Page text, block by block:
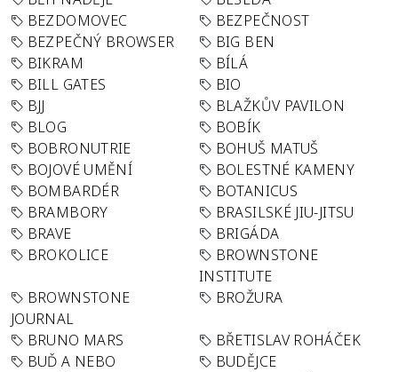
BEZDOMOVEC
BEZPEČNOST
BEZPEČNÝ BROWSER
BIG BEN
BIKRAM
BÍLÁ
BILL GATES
BIO
BJJ
BLAŽKŮV PAVILON
BLOG
BOBÍK
BOBRONUTRIE
BOHUŠ MATUŠ
BOJOVÉ UMĚNÍ
BOLESTNÉ KAMENY
BOMBARDÉR
BOTANICUS
BRAMBORY
BRASILSKÉ JIU-JITSU
BRAVE
BRIGÁDA
BROKOLICE
BROWNSTONE
INSTITUTE
BROWNSTONE
JOURNAL
BROŽURA
BRUNO MARS
BŘETISLAV ROHÁČEK
BUĎ A NEBO
BUDĚJCE